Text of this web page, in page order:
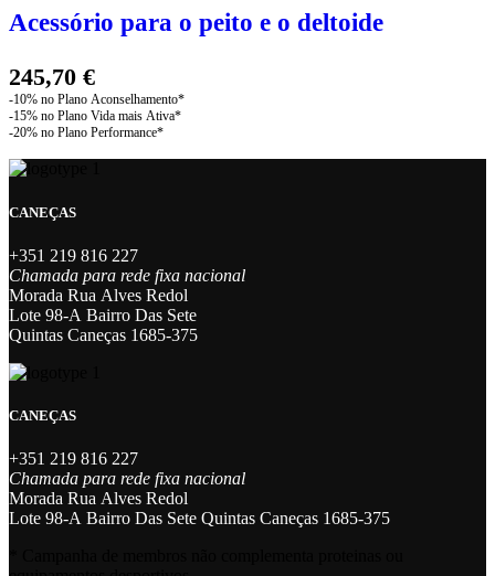
Acessório para o peito e o deltoide
245,70 €
CANEÇAS
+351 219 816 227
Chamada para rede fixa nacional
Morada Rua Alves Redol
Lote 98-A Bairro Das Sete
Quintas Caneças 1685-375
CANEÇAS
+351 219 816 227
Chamada para rede fixa nacional
Morada Rua Alves Redol
Lote 98-A Bairro Das Sete Quintas Caneças 1685-375